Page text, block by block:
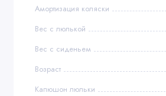
Москитная сетка
Подстаканник
Амортизация коляски
Вес с люлькой
Вес с сиденьем
Возраст
Капюшон люльки